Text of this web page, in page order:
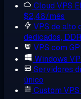
Cloud VPS
$2,48/mês
VPS de alto
dedicados,
VPS com
Windows
Servidores
único
Custom VPS